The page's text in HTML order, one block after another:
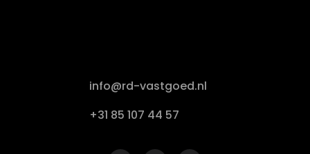
info@rd-vastgoed.nl
+31 85 107 44 57